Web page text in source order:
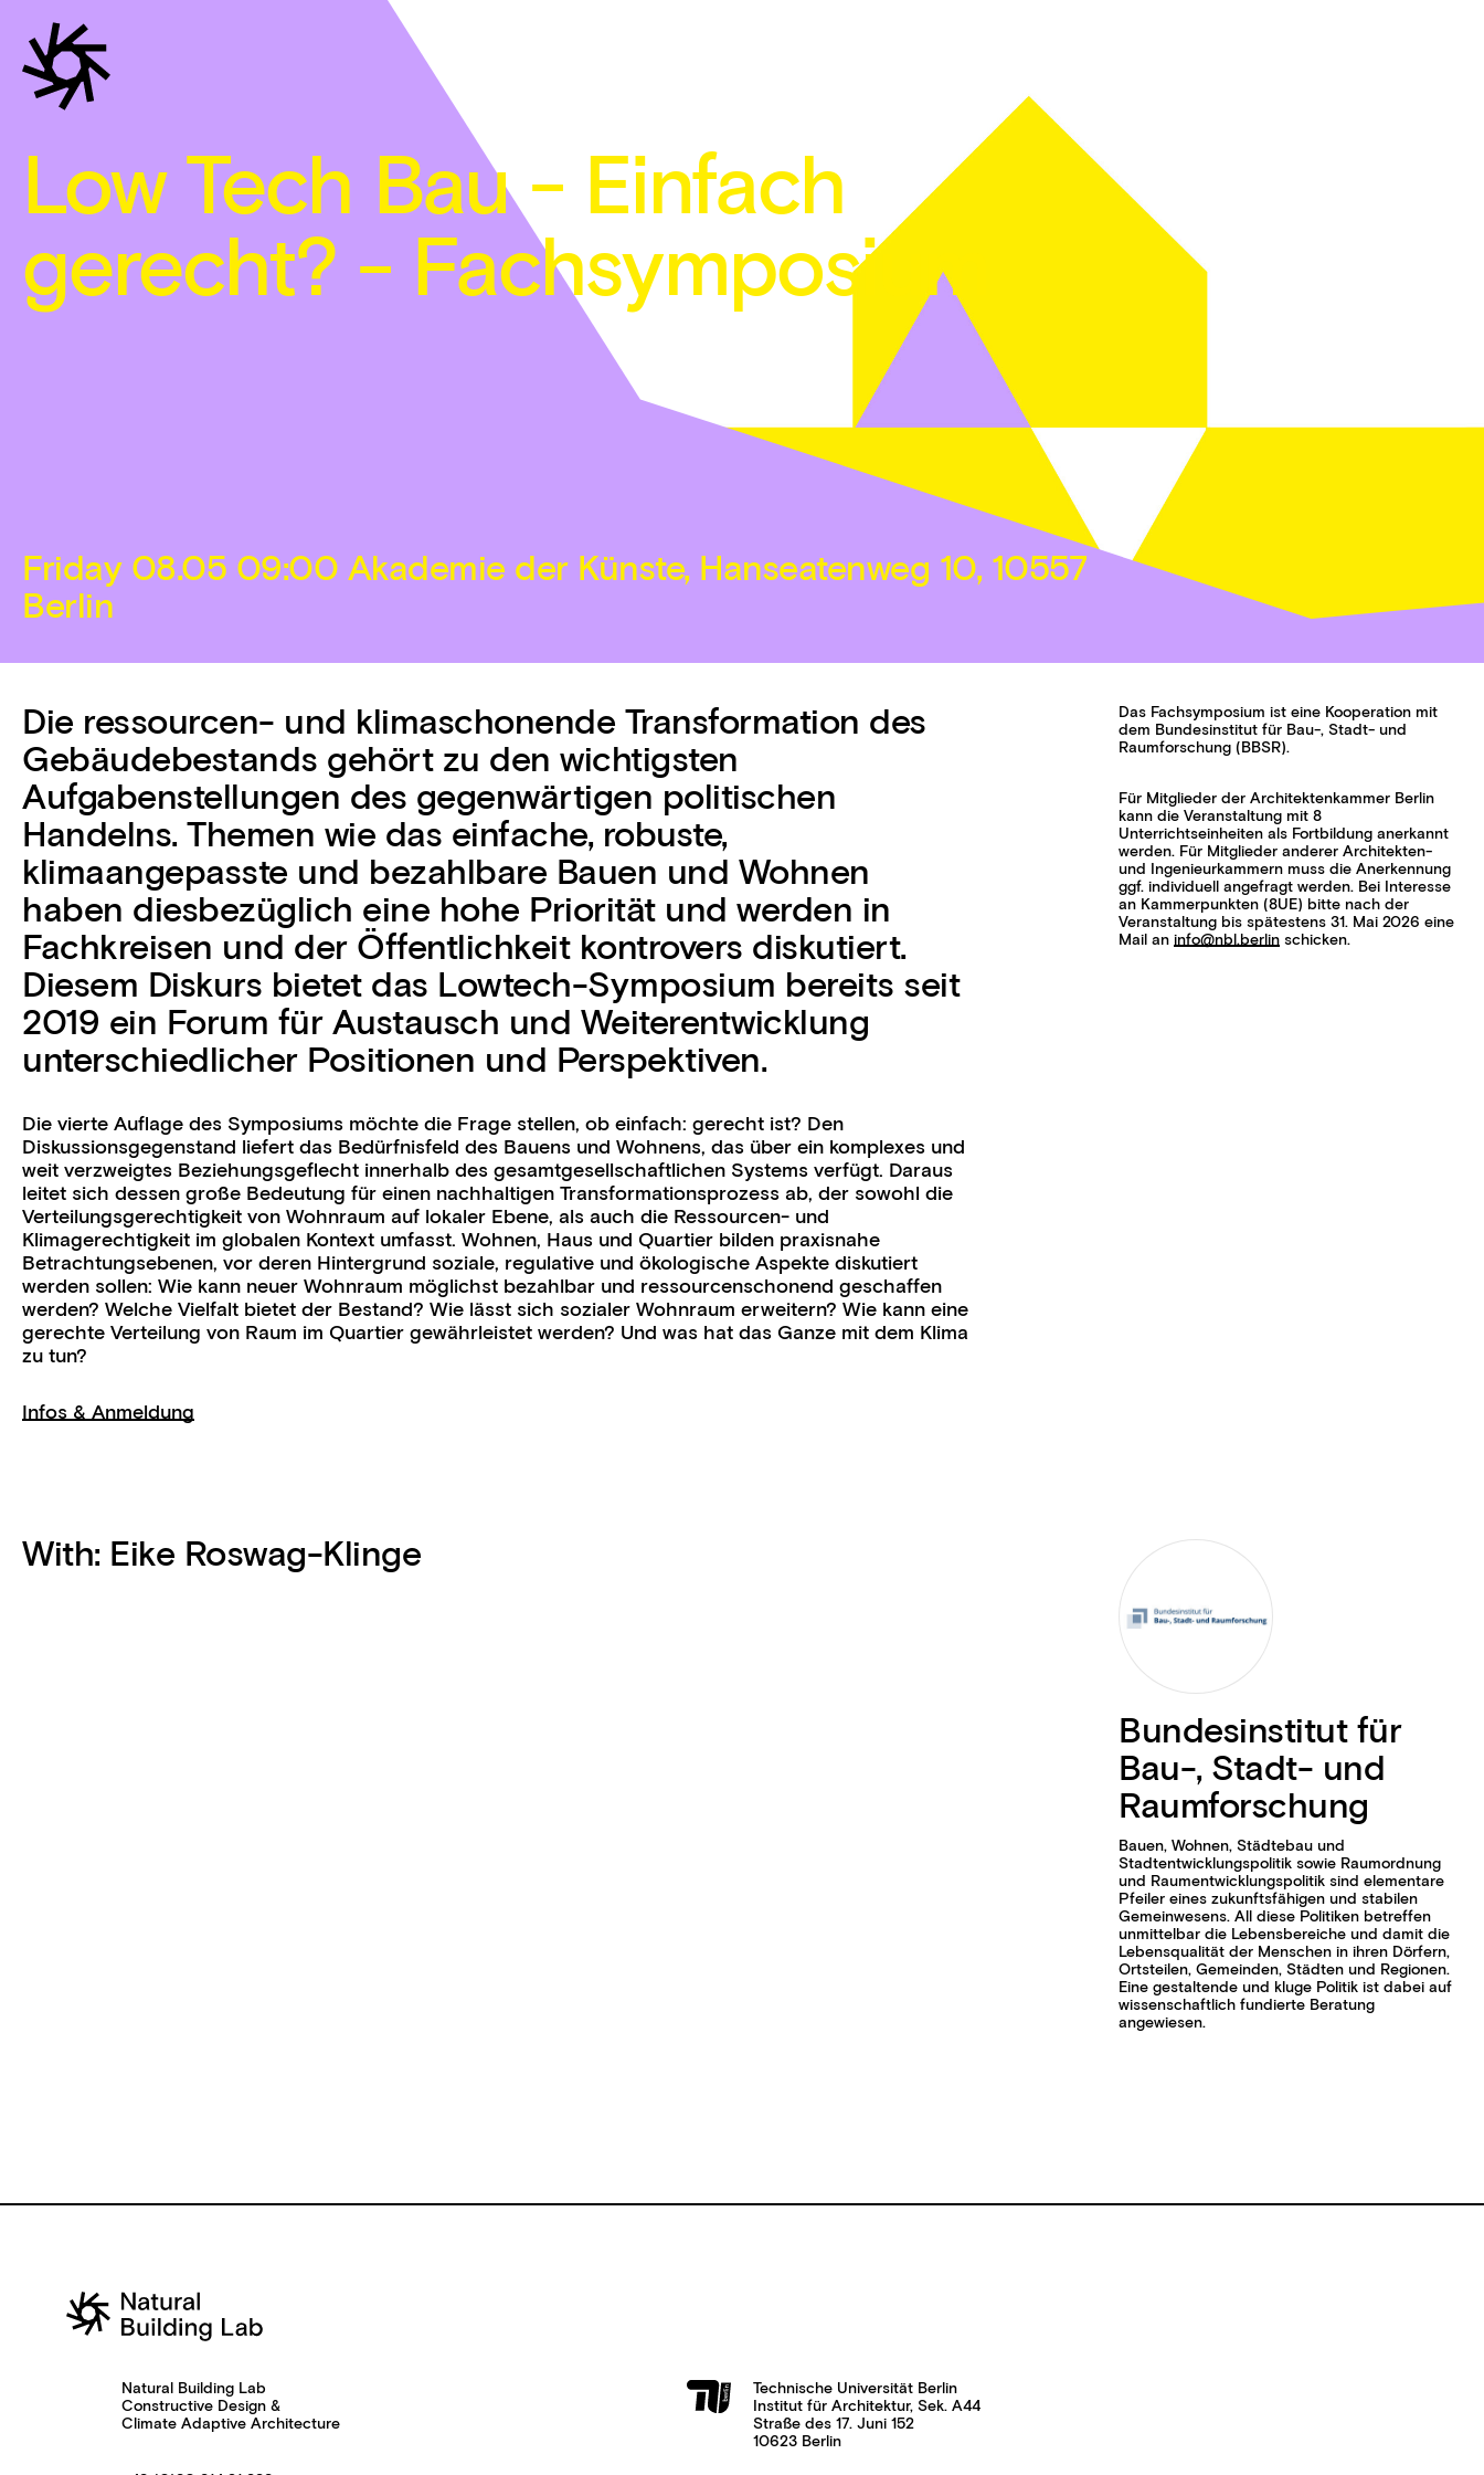
Low Tech Bau - Einfach
gerecht? - Fachsymposium
Friday 08.05 09:00 Akademie der Künste, Hanseatenweg 10, 10557
Berlin
Das Fachsymposium ist eine Kooperation mit
dem Bundesinstitut für Bau-, Stadt- und
Raumforschung (BBSR).
Für Mitglieder der Architektenkammer Berlin
kann die Veranstaltung mit 8
Unterrichtseinheiten als Fortbildung anerkannt
werden. Für Mitglieder anderer Architekten-
und Ingenieurkammern muss die Anerkennung
ggf. individuell angefragt werden. Bei Interesse
an Kammerpunkten (8UE) bitte nach der
Veranstaltung bis spätestens 31. Mai 2026 eine
Mail an info@nbl.berlin schicken.
Die ressourcen- und klimaschonende Transformation des
Gebäudebestands gehört zu den wichtigsten
Aufgabenstellungen des gegenwärtigen politischen
Handelns. Themen wie das einfache, robuste,
klimaangepasste und bezahlbare Bauen und Wohnen
haben diesbezüglich eine hohe Priorität und werden in
Fachkreisen und der Öffentlichkeit kontrovers diskutiert.
Diesem Diskurs bietet das Lowtech-Symposium bereits seit
2019 ein Forum für Austausch und Weiterentwicklung
unterschiedlicher Positionen und Perspektiven.
Die vierte Auflage des Symposiums möchte die Frage stellen, ob einfach: gerecht ist? Den
Diskussionsgegenstand liefert das Bedürfnisfeld des Bauens und Wohnens, das über ein komplexes und
weit verzweigtes Beziehungsgeflecht innerhalb des gesamtgesellschaftlichen Systems verfügt. Daraus
leitet sich dessen große Bedeutung für einen nachhaltigen Transformationsprozess ab, der sowohl die
Verteilungsgerechtigkeit von Wohnraum auf lokaler Ebene, als auch die Ressourcen- und
Klimagerechtigkeit im globalen Kontext umfasst. Wohnen, Haus und Quartier bilden praxisnahe
Betrachtungsebenen, vor deren Hintergrund soziale, regulative und ökologische Aspekte diskutiert
werden sollen: Wie kann neuer Wohnraum möglichst bezahlbar und ressourcenschonend geschaffen
werden? Welche Vielfalt bietet der Bestand? Wie lässt sich sozialer Wohnraum erweitern? Wie kann eine
gerechte Verteilung von Raum im Quartier gewährleistet werden? Und was hat das Ganze mit dem Klima
zu tun?
Infos & Anmeldung
With: Eike Roswag-Klinge
Bundesinstitut für
Bau-, Stadt- und
Raumforschung
Bauen, Wohnen, Städtebau und
Stadtentwicklungspolitik sowie Raumordnung
und Raumentwicklungspolitik sind elementare
Pfeiler eines zukunftsfähigen und stabilen
Gemeinwesens. All diese Politiken betreffen
unmittelbar die Lebensbereiche und damit die
Lebensqualität der Menschen in ihren Dörfern,
Ortsteilen, Gemeinden, Städten und Regionen.
Eine gestaltende und kluge Politik ist dabei auf
wissenschaftlich fundierte Beratung
angewiesen.
Natural Building Lab
Constructive Design &
Climate Adaptive Architecture
Technische Universität Berlin
Institut für Architektur, Sek. A44
Straße des 17. Juni 152
10623 Berlin